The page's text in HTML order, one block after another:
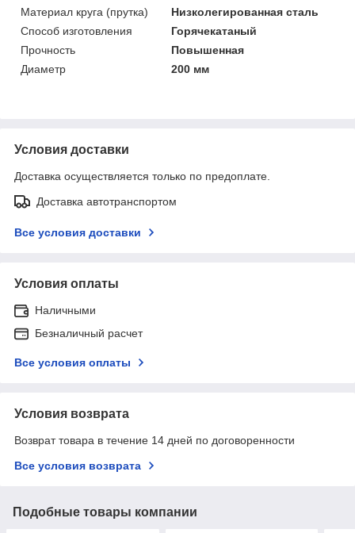
Материал круга (прутка)
Низколегированная сталь
Способ изготовления
Горячекатаный
Прочность
Повышенная
Диаметр
200 мм
Условия доставки
Доставка осуществляется только по предоплате.
Доставка автотранспортом
Все условия доставки
Условия оплаты
Наличными
Безналичный расчет
Все условия оплаты
Условия возврата
Возврат товара в течение 14 дней по договоренности
Все условия возврата
Подобные товары компании